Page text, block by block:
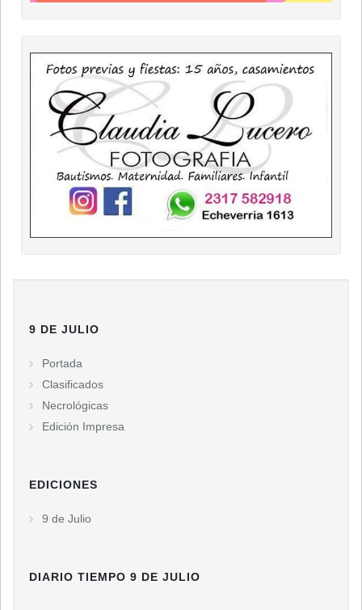
9 DE JULIO
Portada
Clasificados
Necrológicas
Edición Impresa
EDICIONES
9 de Julio
DIARIO TIEMPO 9 DE JULIO